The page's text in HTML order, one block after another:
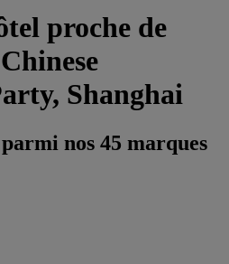
proche de
Shanghai
nos 45 marques